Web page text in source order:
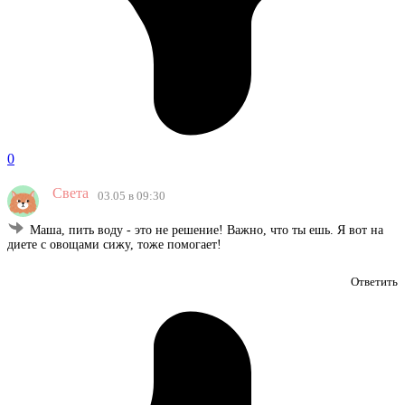
0
Света 03.05 в 09:30
Маша, пить воду - это не решение! Важно, что ты ешь. Я вот на
диете с овощами сижу, тоже помогает!
Ответить